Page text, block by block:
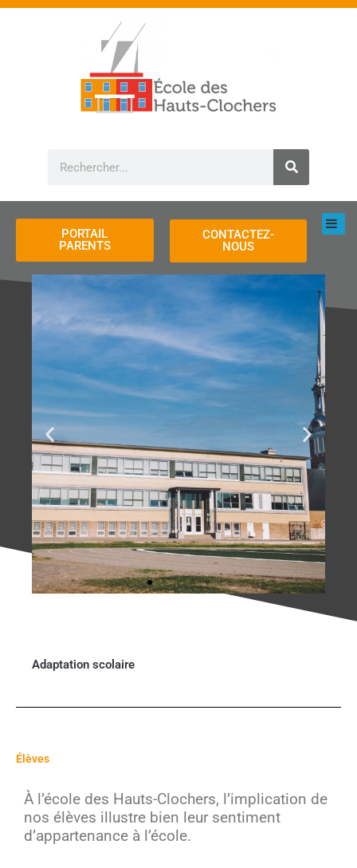
Aller
PORTAIL
PARENTS
CONTACTEZ-
NOUS
Adaptation scolaire
Élèves
À l’école des Hauts-Clochers, l’implication de
nos élèves illustre bien leur sentiment
d’appartenance à l’école.